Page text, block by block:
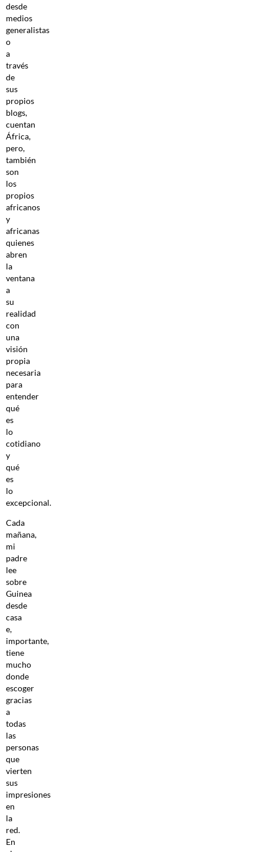
desde
medios
generalistas
o
a
través
de
sus
propios
blogs,
cuentan
África,
pero,
también
son
los
propios
africanos
y
africanas
quienes
abren
la
ventana
a
su
realidad
con
una
visión
propia
necesaria
para
entender
qué
es
lo
cotidiano
y
qué
es
lo
excepcional.
Cada
mañana,
mi
padre
lee
sobre
Guinea
desde
casa
e,
importante,
tiene
mucho
donde
escoger
gracias
a
todas
las
personas
que
vierten
sus
impresiones
en
la
red.
En